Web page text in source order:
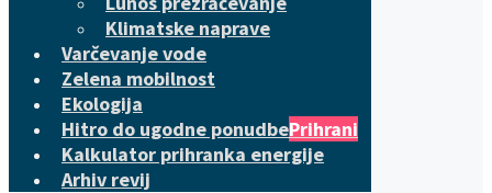
Klimatske naprave
Varčevanje vode
Zelena mobilnost
Ekologija
Hitro do ugodne ponudbePrihrani
Kalkulator prihranka energije
Arhiv revij